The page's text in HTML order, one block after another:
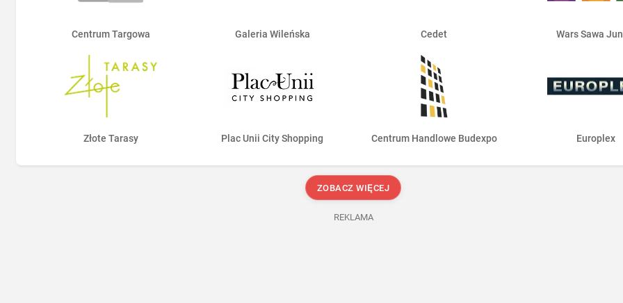
Centrum Targowa Galeria Wileńska Cedet Wars Sawa
Złote Tarasy Plac Unii City Shopping Centrum Handlowe Budexpo Europlex
ZOBACZ WIĘCEJ
REKLAMA